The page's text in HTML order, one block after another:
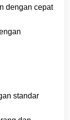
dengan cepat
standar